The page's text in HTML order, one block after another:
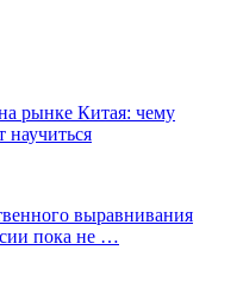
рынке Китая: чему
научиться
выравнивания
пока не …